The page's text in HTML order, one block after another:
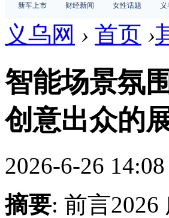
新车上市
财经新闻 女性话题
义乌网 › 首页 ›
智能场景氛
创意出众的
2026-6-26 14:08
摘要: 前言